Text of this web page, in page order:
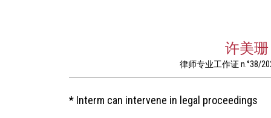
许美
律师专业工作证 n.°38/
* Interm can intervene in legal proceedings